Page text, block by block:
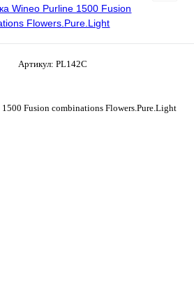
Артикул: PL142C
Fusion combinations Flowers.Pure.Light